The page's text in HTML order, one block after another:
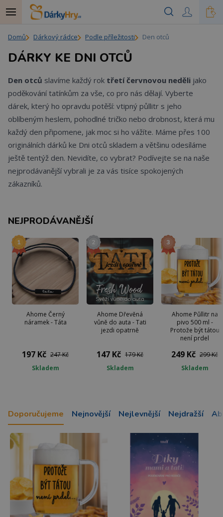
Domů Dárkový rádce Podle příležitosti Den otců
DÁRKY KE DNI OTCŮ
Den otců slavíme každý rok třetí červnovou neděli jako
poděkování tatínkům za vše, co pro nás dělají. Vyberte
dárek, který ho opravdu potěší: vtipný půllitr s jeho
oblíbeným heslem, pohodlné tričko nebo drobnost, která mu
každý den připomene, jak moc si ho vážíte. Máme přes 100
originálních dárků ke Dni otců skladem a většinu odesíláme
ještě tentýž den. Nevidíte, co vybrat? Podívejte se na naše
nejprodávanější vybrali je za vás tisíce spokojených
zákazníků.
NEJPRODÁVANĚJŠÍ
Ahome Černý
náramek - Táta
197 Kč 247 Kč
Skladem
Ahome Dřevěná
vůně do auta - Tati
jezdi opatrně
147 Kč 179 Kč
Skladem
Ahome Půllitr na
pivo 500 ml -
Protože být tátou
není prdel
249 Kč 299 Kč
Skladem
Doporučujeme Nejnovější Nejlevnější Nejdražší